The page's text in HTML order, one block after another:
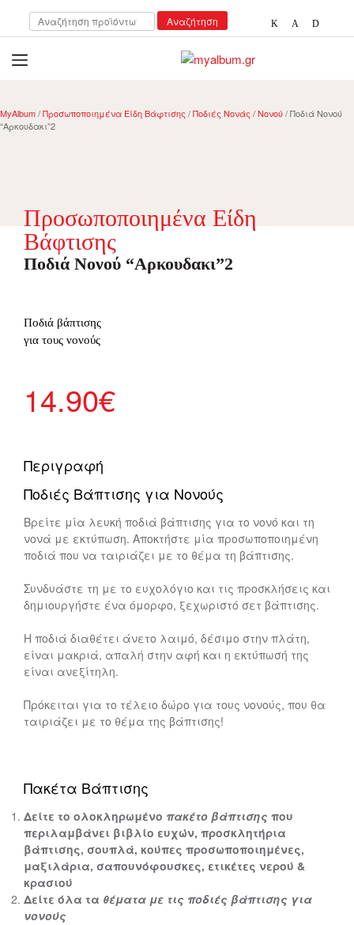
Αναζήτηση
για:
Αναζήτηση
open
MyAlbum/Προσωποποιημένα Είδη Βάφτισης /Ποδιές Νονάς / Νονού/ Ποδιά Nονού
“Αρκουδακι”2
Προσωποποιημένα Είδη
Βάφτισης
Ποδιά Nονού “Αρκουδακι”2
Ποδιά βάπτισης
για τους νονούς
14.90€
Περιγραφή
Ποδιές Βάπτισης για Νονούς
Βρείτε μία λευκή ποδιά βάπτισης για το νονό και τη
νονά με εκτύπωση. Αποκτήστε μία προσωποποιημένη
ποδιά που να ταιριάζει με το θέμα τη βάπτισης.
Συνδυάστε τη με το ευχολόγιο και τις προσκλήσεις και
δημιουργήστε ένα όμορφο, ξεχωριστό σετ βάπτισης.
Η ποδιά διαθέτει άνετο λαιμό, δέσιμο στην πλάτη,
είναι μακριά, απαλή στην αφή και η εκτύπωσή της
είναι ανεξίτηλη.
Πρόκειται για το τέλειο δώρο για τους νονούς, που θα
ταιριάζει με το θέμα της βάπτισης!
Πακέτα Βάπτισης
Δείτε το ολοκληρωμένο πακέτο βάπτισης που
περιλαμβάνει βιβλίο ευχών, προσκλητήρια
βάπτισης, σουπλά, κούπες προσωποποιημένες,
μαξιλάρια, σαπουνόφουσκες, ετικέτες νερού &
κρασιού
Δείτε όλα τα θέματα με τις ποδιές βάπτισης για
νονούς